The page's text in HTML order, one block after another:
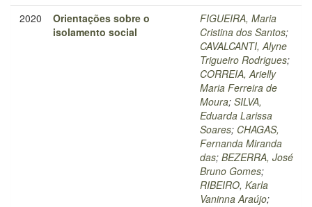
2020
Orientações sobre o
isolamento social
FIGUEIRA, Maria
Cristina dos Santos;
CAVALCANTI, Alyne
Trigueiro Rodrigues;
CORREIA, Arielly
Maria Ferreira de
Moura; SILVA,
Eduarda Larissa
Soares; CHAGAS,
Fernanda Miranda
das; BEZERRA, José
Bruno Gomes;
RIBEIRO, Karla
Vaninna Araújo;